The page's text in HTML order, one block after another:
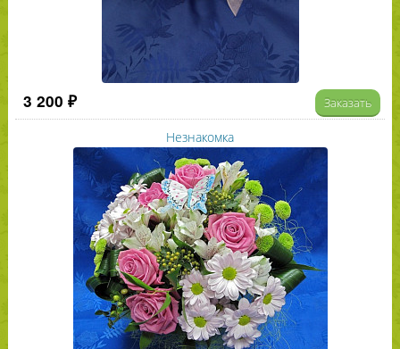
3 200 ₽ Заказать
Незнакомка